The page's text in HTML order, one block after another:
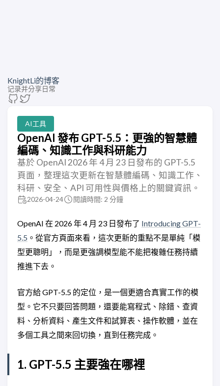
KnightLi的博客
记录并分享日常
AI工具
OpenAI 發布 GPT-5.5：更強的智慧體
編碼、知識工作與科研能力
基於 OpenAI 2026 年 4 月 23 日發布的 GPT-5.5
頁面，整理這次更新在智慧體編碼、知識工作、
科研、安全、API 可用性與價格上的關鍵資訊。
2026-04-24 閱讀時間: 2 分鐘
OpenAI 在 2026 年 4 月 23 日發布了 Introducing GPT-
5.5 。從官方頁面來看，這次更新的重點不是單純「模
型更聰明」，而是更強調模型能不能把複雜任務持續
推進下去。
官方給 GPT-5.5 的定位，是一個更適合真實工作的模
型。它不只要回答問題，還要能寫程式、除錯、查資
料、分析資料、產生文件和試算表、操作軟體，並在
多個工具之間來回切換，直到任務完成。
1. GPT-5.5 主要強在哪裡